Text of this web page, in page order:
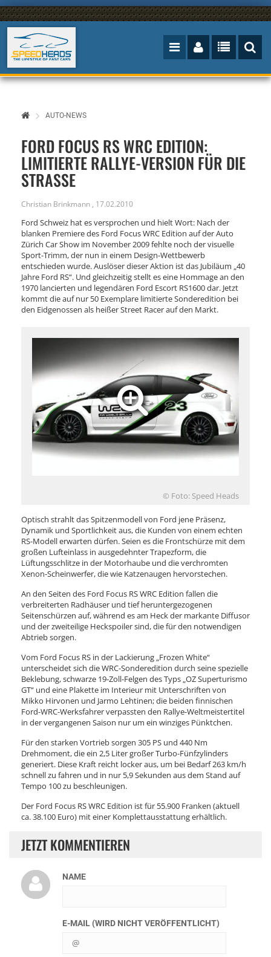
AUTO-NEWS
FORD FOCUS RS WRC EDITION:
LIMITIERTE RALLYE-VERSION FÜR DIE
STRASSE
Christian Brinkmann , 17.02.2010
Ford Schweiz hat es versprochen und hielt Wort: Nach der
blanken Premiere des Ford Focus WRC Edition auf der Auto
Zürich Car Show im November 2009 fehlte noch der visuelle
Sport-Trimm, der nun in einem Design-Wettbewerb
entschieden wurde. Auslöser dieser Aktion ist das Jubiläum „40
Jahre Ford RS“. Und gleichzeitig stellt es eine Hommage an den
1970 lancierten und legendären Ford Escort RS1600 dar. Jetzt
kommt die auf nur 50 Exemplare limitierte Sonderedition bei
den Eidgenossen als heißer Street Racer auf den Markt.
© Foto: Speed Heads
Optisch strahlt das Spitzenmodell von Ford jene Präsenz,
Dynamik und Sportlichkeit aus, die Kunden von einem echten
RS-Modell erwarten dürfen. Seien es die Frontschürze mit dem
großen Lufteinlass in ausgedehnter Trapezform, die
Lüftungsschlitze in der Motorhaube und die verchromten
Xenon-Scheinwerfer, die wie Katzenaugen hervorstechen.
An den Seiten des Ford Focus RS WRC Edition fallen die
verbreiterten Radhäuser und tief heruntergezogenen
Seitenschürzen auf, während es am Heck der markante Diffusor
und der zweiteilige Heckspoiler sind, die für den notwendigen
Abtrieb sorgen.
Vom Ford Focus RS in der Lackierung „Frozen White“
unterscheidet sich die WRC-Sonderedition durch seine spezielle
Beklebung, schwarze 19-Zoll-Felgen des Typs „OZ Superturismo
GT“ und eine Plakette im Interieur mit Unterschriften von
Mikko Hirvonen und Jarmo Lehtinen; die beiden finnischen
Ford-WRC-Werksfahrer verpassten den Rallye-Weltmeistertitel
in der vergangenen Saison nur um ein winziges Pünktchen.
Für den starken Vortrieb sorgen 305 PS und 440 Nm
Drehmoment, die ein 2,5 Liter großer Turbo-Fünfzylinders
generiert. Diese Kraft reicht locker aus, um bei Bedarf 263 km/h
schnell zu fahren und in nur 5,9 Sekunden aus dem Stand auf
Tempo 100 zu beschleunigen.
Der Ford Focus RS WRC Edition ist für 55.900 Franken (aktuell
ca. 38.100 Euro) mit einer Komplettausstattung erhältlich.
JETZT KOMMENTIEREN
NAME
E-MAIL (WIRD NICHT VERÖFFENTLICHT)